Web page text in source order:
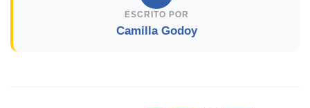
ESCRITO POR
Camilla Godoy